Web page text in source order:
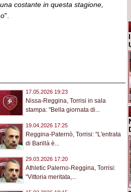
costante in questa stagione,
".
17.05.2026 19:23
Nissa-Reggina, Torrisi in sala
stampa: "Bella giornata di...
19.04.2026 17:25
Reggina-Paternò, Torrisi: "L'entrata
di Barillà è...
29.03.2026 17:20
Athletic Palerno-Reggina, Torrisi:
"Vittoria meritata,...